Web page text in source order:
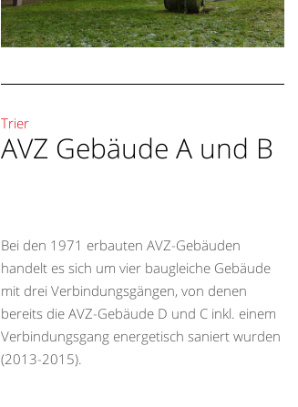
Trier
AVZ Gebäude A und B
Bei den 1971 erbauten AVZ-Gebäuden
handelt es sich um vier baugleiche Gebäude
mit drei Verbindungsgängen, von denen
bereits die AVZ-Gebäude D und C inkl. einem
Verbindungsgang energetisch saniert wurden
(2013-2015).